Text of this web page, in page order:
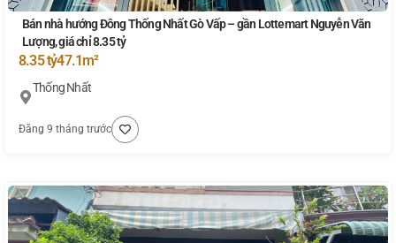
Bán nhà hướng Đông Thống Nhất Gò Vấp – gần Lottemart Nguyễn Văn
Lượng, giá chỉ 8.35 tỷ
8.35 tỷ47.1m²
Thống Nhất
Đăng 9 tháng trước